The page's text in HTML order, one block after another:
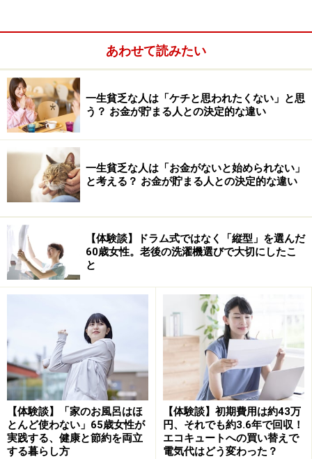
例えば、次のような問い掛けをしてみるのがおすすめで
・「これを買わなかったら困る？」
・「家に似たような物はない？」
・「他の物で代用できない？」
すぐに答えが出ないときは、一度その場を離れて、お茶
を飲みながら考えてみましょう。時間を置いて冷静にな
ると、「なくても困らない」と気付くことも多いもので
す。
ムダな買い物を減らすコツ2：「とりあえず
ストックしておく」をやめる
あわせて読みたい
一生貧乏な人は「ケチと思われたくない」と思
う？ お金が貯まる人との決定的な違い
一生貧乏な人は「お金がないと始められない」
と考える？ お金が貯まる人との決定的な違い
【体験談】ドラム式ではなく「縦型」を選んだ
60歳女性。老後の洗濯機選びで大切にしたこ
と
【体験談】「家のお風呂はほ
とんど使わない」65歳女性が
実践する、健康と節約を両立
する暮らし方
【体験談】初期費用は約43万
円、それでも約3.6年で回収！
エコキュートへの買い替えで
電気代はどう変わった？